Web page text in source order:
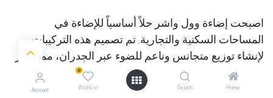
Home
Search
0
Wishlist
Account
اصبحت إضاءة وول واشر حلاً أساسياً للإضاءة في
المساحات السكنية والتجارية. تم تصميم هذه التركيبات
لإنشاء توزيع متجانس وناعم للضوء عبر الجدران، مما يعزز
الميزات المعمارية، ويضيف عمقًا للتصميمات الداخلية،
ويخلق تأثيرات بصرية مذهلة. في
لامبسنقدم مجموعة